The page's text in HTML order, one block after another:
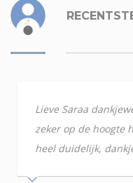
Lieve Saraa
zeker op de hoogte
heel duidelijk,